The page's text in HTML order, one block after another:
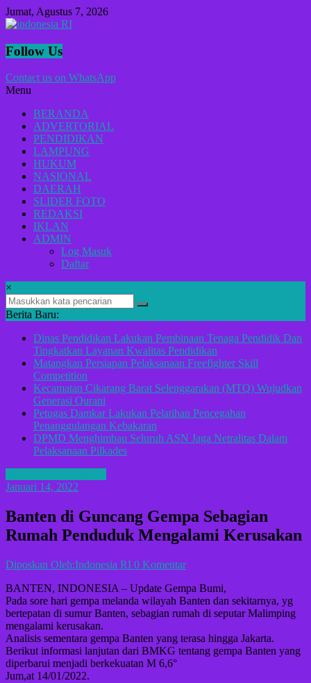
Lompat
ke
Jumat, Agustus 7, 2026
indonesia
Lugas
Menyikap
Berita,Terpercaya
Dan
Tegas
Follow Us
Contact us on WhatsApp
Menu
BERANDA
ADVERTORIAL
PENDIDIKAN
LAMPUNG
HUKUM
NASIONAL
DAERAH
SLIDER FOTO
REDAKSI
IKLAN
ADMIN
Log Masuk
Daftar
×
Berita Baru:
Dinas Pendidikan Lakukan Pembinaan Tenaga Pendidik Dan
Tingkatkan Layanan Kwalitas Pendidikan
Matangkan Persiapan Pelaksanaan Freefighter Skill
Competition
Kecamatan Cikarang Barat Selenggarakan (MTQ) Wujudkan
Generasi Qurani
Petugas Damkar Lakukan Pelatihan Pencegahan
Penanggulangan Kebakaran
DPMD Menghimbau Seluruh ASN Jaga Netralitas Dalam
Pelaksanaan Pilkades
Januari 14, 2022
Banten di Guncang Gempa Sebagian
Rumah Penduduk Mengalami Kerusakan
Diposkan Oleh:Indonesia RI 0 Komentar
BANTEN, INDONESIA – Update Gempa Bumi,
Pada sore hari gempa melanda wilayah Banten dan sekitarnya, yg
bertepatan di sumur Banten, sebagian rumah di seputar Malimping
mengalami kerusakan.
Analisis sementara gempa Banten yang terasa hingga Jakarta.
Berikut informasi lanjutan dari BMKG tentang gempa Banten yang
diperbarui menjadi berkekuatan M 6,6°
Jum,at 14/01/2022.